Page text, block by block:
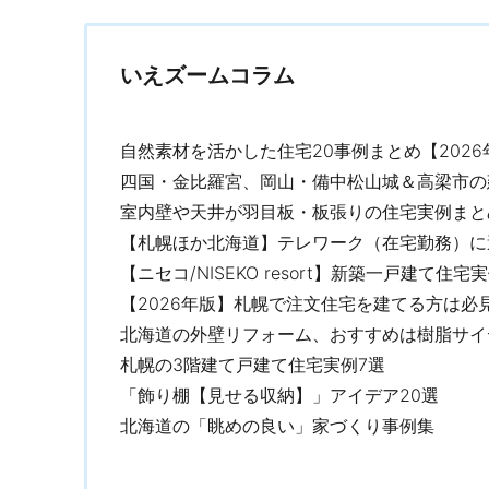
いえズームコラム
自然素材を活かした住宅20事例まとめ【2026
四国・金比羅宮、岡山・備中松山城＆高梁市
室内壁や天井が羽目板・板張りの住宅実例ま
【札幌ほか北海道】テレワーク（在宅勤務
【ニセコ/NISEKO resort】新築一戸建て住宅
【2026年版】札幌で注文住宅を建てる方は
北海道の外壁リフォーム、おすすめは樹脂サ
札幌の3階建て戸建て住宅実例7選
「飾り棚【見せる収納】」アイデア20選
北海道の「眺めの良い」家づくり事例集